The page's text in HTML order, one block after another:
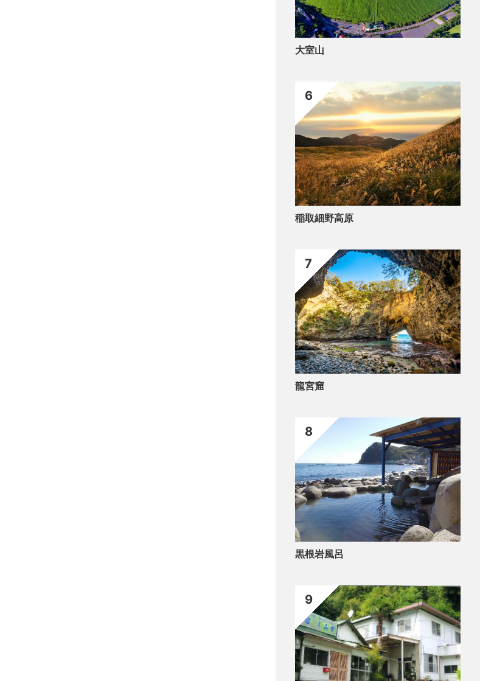
大室山
稲取細野高原
6
龍宮窟
7
黒根岩風呂
8
9